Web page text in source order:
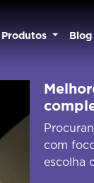
Produtos Blog
com
escolha